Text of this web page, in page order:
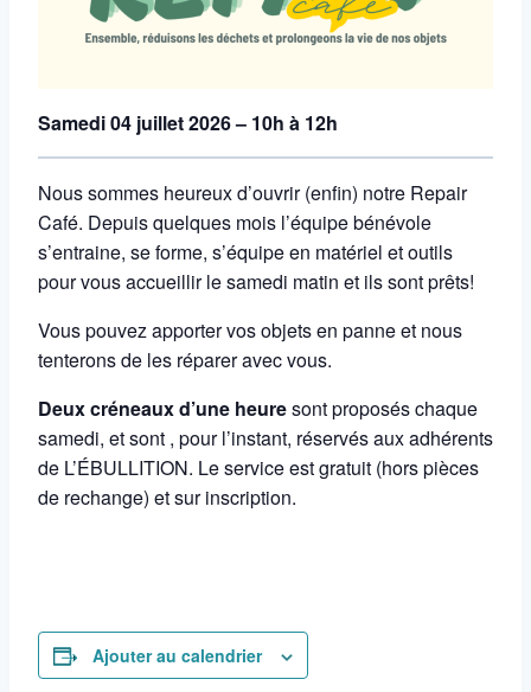
Samedi 04 juillet 2026 – 10h à 12h
Nous sommes heureux d’ouvrir (enfin) notre Repair
Café. Depuis quelques mois l’équipe bénévole
s’entraine, se forme, s’équipe en matériel et outils
pour vous accueillir le samedi matin et ils sont prêts!
Vous pouvez apporter vos objets en panne et nous
tenterons de les réparer avec vous.
Deux créneaux d’une heuresont proposés chaque
samedi, et sont , pour l’instant, réservés aux adhérents
de L’ÉBULLITION. Le service est gratuit (hors pièces
de rechange) et sur inscription.
Ajouter au calendrier